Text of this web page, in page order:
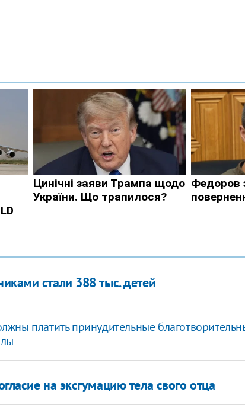
стали 388 тыс. детей
платить принудительные
на эксгумацию тела свого отца